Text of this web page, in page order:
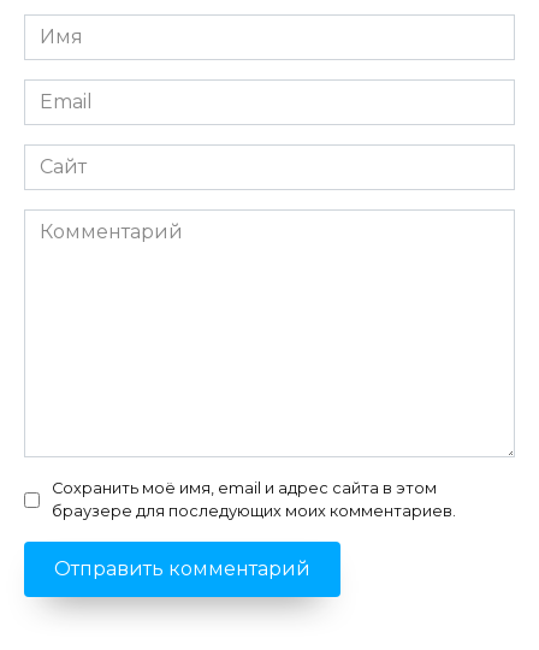
Имя
*
Email
*
Сайт
Комментарий
Сохранить моё имя, email и адрес сайта в этом
браузере для последующих моих комментариев.